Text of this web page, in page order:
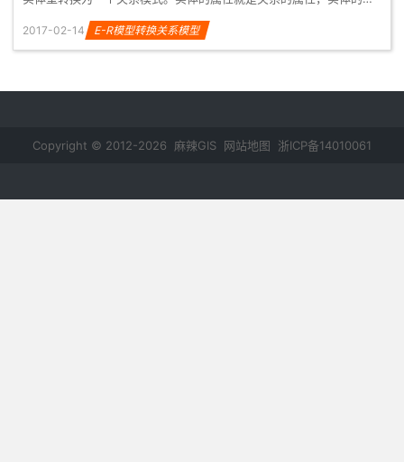
2017-02-14 E-R模型转换关系模型
Copyright © 2012-2026 麻辣GIS 网站地图 浙ICP备14010061